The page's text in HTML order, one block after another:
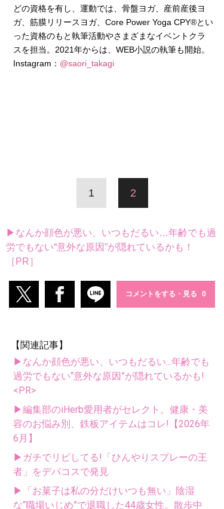
どの資格を有し、運動では、骨盤ヨガ、産前産後ヨ
ガ、筋膜リリースヨガ、Core Power Yoga CPY®とい
った資格のもと執筆活動やさまざまなイベントクラ
スを担当。2021年からは、WEB小説の執筆も開始。
Instagram： @saori_takagi
1 2
▶なんか顔色が悪い、いつもだるい…年齢でも過
労でもない“意外な原因”が隠れているかも！
［PR］
コメントをする・見る
【関連記事】
▶なんか顔色が悪い、いつもだるい...年齢でも
過労でもない“意外な原因”が隠れているかも!
<PR>
▶編集部のiHerb愛用者がセレクト。健康・美
容のお悩み別、鉄板アイテムはコレ!【2026年
6月】
▶ガチでリピしてる!「ひんやりスプレーの王
者」をデパコスで発見
▶「お菓子は私の分だけいつも無い」陰湿
な“職場いじめ”で退職した44歳女性。散歩中